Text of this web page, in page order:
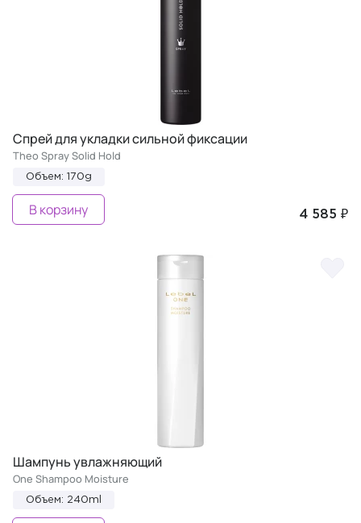
Спрей для укладки сильной фиксации
Theo Spray Solid Hold
Объем: 170g
4 585 ₽
В корзину
Шампунь увлажняющий
One Shampoo Moisture
Объем: 240ml